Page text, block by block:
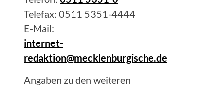
Telefax: 0511 5351-4444
E-Mail:
internet-
redaktion@mecklenburgische.de
Angaben zu den weiteren